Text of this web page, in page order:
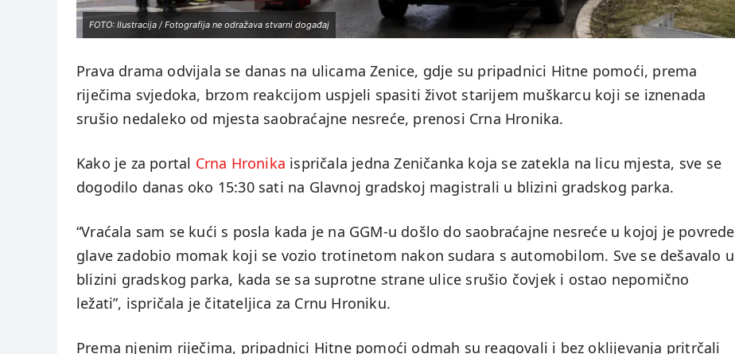
FOTO: Ilustracija / Fotografija ne odražava stvarni događaj
Prava drama odvijala se danas na ulicama Zenice, gdje su pripadnici Hitne pomoći, prema
riječima svjedoka, brzom reakcijom uspjeli spasiti život starijem muškarcu koji se iznenada
srušio nedaleko od mjesta saobraćajne nesreće, prenosi Crna Hronika.
Kako je za portal Crna Hronika ispričala jedna Zeničanka koja se zatekla na licu mjesta, sve se
dogodilo danas oko 15:30 sati na Glavnoj gradskoj magistrali u blizini gradskog parka.
“Vraćala sam se kući s posla kada je na GGM-u došlo do saobraćajne nesreće u kojoj je povrede
glave zadobio momak koji se vozio trotinetom nakon sudara s automobilom. Sve se dešavalo u
blizini gradskog parka, kada se sa suprotne strane ulice srušio čovjek i ostao nepomično
ležati”, ispričala je čitateljica za Crnu Hroniku.
Prema njenim riječima, pripadnici Hitne pomoći odmah su reagovali i bez oklijevanja pritrčali